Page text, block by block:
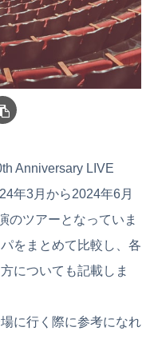
Anniversary LIVE
年3月から2024年6月
のツアーとなっていま
をまとめて比較し、各
についても記載しま
に行く際に参考になれ